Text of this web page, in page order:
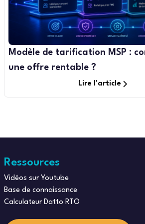
Modèle de tarification MSP :
une offre rentable ?
Lire l'article
Ressources
Vidéos sur Youtube
Base de connaissance
Calculateur Datto RTO